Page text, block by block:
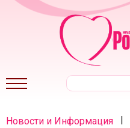
Новости и Информация |